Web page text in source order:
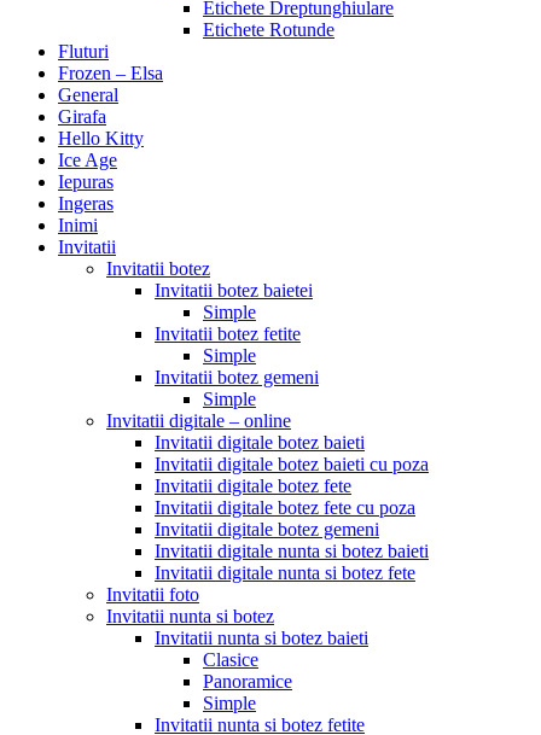
Etichete Dreptunghiulare
Etichete Rotunde
Fluturi
Frozen – Elsa
General
Girafa
Hello Kitty
Ice Age
Iepuras
Ingeras
Inimi
Invitatii
Invitatii botez
Invitatii botez baietei
Simple
Invitatii botez fetite
Simple
Invitatii botez gemeni
Simple
Invitatii digitale – online
Invitatii digitale botez baieti
Invitatii digitale botez baieti cu poza
Invitatii digitale botez fete
Invitatii digitale botez fete cu poza
Invitatii digitale botez gemeni
Invitatii digitale nunta si botez baieti
Invitatii digitale nunta si botez fete
Invitatii foto
Invitatii nunta si botez
Invitatii nunta si botez baieti
Clasice
Panoramice
Simple
Invitatii nunta si botez fetite